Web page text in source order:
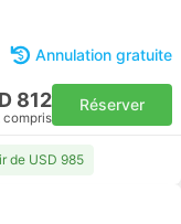
Annulation gratuite
812 Réserver
de USD 985